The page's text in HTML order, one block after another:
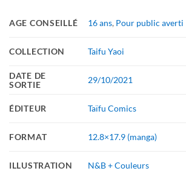
AGE CONSEILLÉ 16 ans, Pour public averti
COLLECTION Taifu Yaoi
DATE DE
SORTIE
29/10/2021
ÉDITEUR Taïfu Comics
FORMAT 12.8×17.9 (manga)
ILLUSTRATION N&B + Couleurs